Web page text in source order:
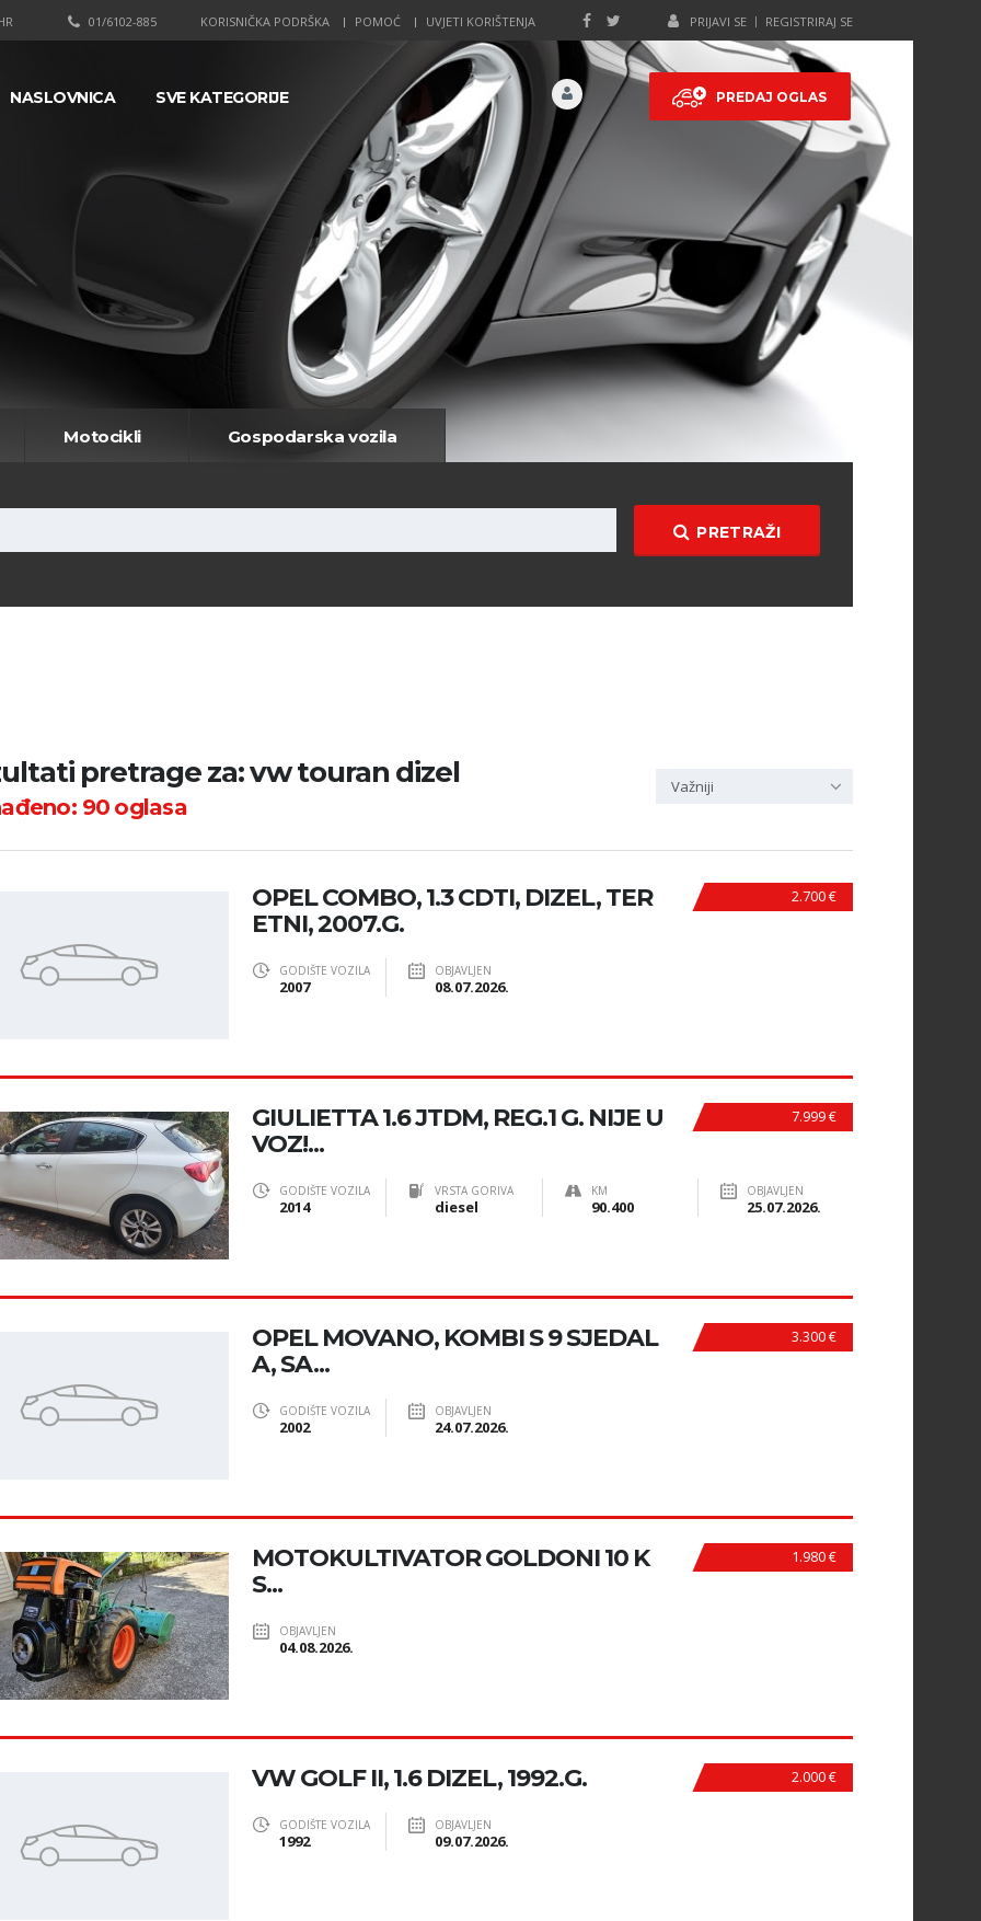
PRIJAVI SE REGISTRIRAJ SE
KORISNIČKA PODRŠKA POMOĆ UVJETI KORIŠTENJA
01/6102-885
PREDAJ OGLAS
NASLOVNICA SVE KATEGORIJE
Motocikli Gospodarska vozila
PRETRAŽI
pretrage za: vw touran dizel
90oglasa
Važniji
2.700 €
OPEL COMBO, 1.3 CDTI, DIZEL, TER
ETNI, 2007.G.
GODIŠTE VOZILA
2007
OBJAVLJEN
08.07.2026.
7.999 €
GIULIETTA 1.6 JTDM, REG.1 G. NIJE U
VOZ!...
GODIŠTE VOZILA
2014
VRSTA GORIVA
diesel
KM
90.400
OBJAVLJEN
25.07.2026.
3.300 €
OPEL MOVANO, KOMBI S 9 SJEDAL
A, SA...
GODIŠTE VOZILA
2002
OBJAVLJEN
24.07.2026.
1.980 €
MOTOKULTIVATOR GOLDONI 10 K
S...
OBJAVLJEN
04.08.2026.
2.000 €
VW GOLF II, 1.6 DIZEL, 1992.G.
GODIŠTE VOZILA
1992
OBJAVLJEN
09.07.2026.